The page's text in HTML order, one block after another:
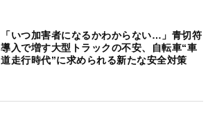
「いつ加害者になるかわからない…」青切符
導入で増す大型トラックの不安、自転車“車
道走行時代”に求められる新たな安全対策